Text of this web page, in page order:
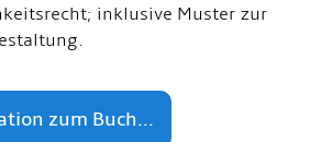
inklusive Muster zur
zum Buch...